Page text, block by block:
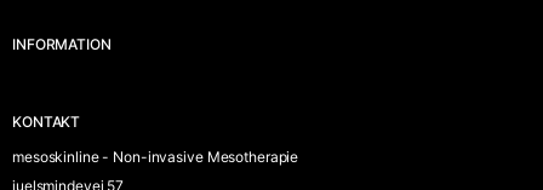
INFORMATION
KONTAKT
mesoskinline - Non-invasive Mesotherapie
juelsmindevej 57